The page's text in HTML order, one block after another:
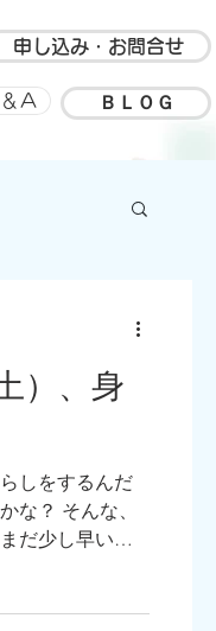
申し込み・お問合せ
Ａ ＢＬＯＧ
）、身
しをするんだ
な？ そんな、
だ少し早いよ